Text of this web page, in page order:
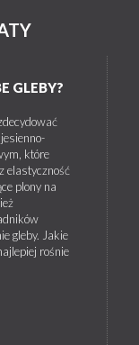
GLEBY?
które
elastyczność
plony na
gleby. Jakie
rośnie